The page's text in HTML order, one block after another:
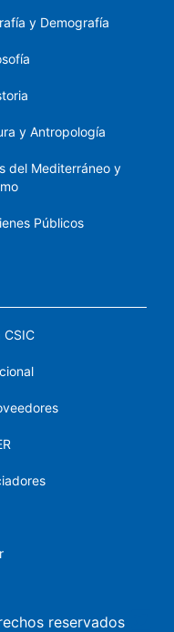
y Demografía
y Antropología
del Mediterráneo y
Públicos
CSIC
reservados